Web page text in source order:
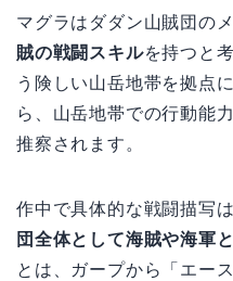
マグラはダダン山賊団の
賊の戦闘スキルを持つと
う険しい山岳地帯を拠点
ら、山岳地帯での行動能
推察されます。
作中で具体的な戦闘描写
団全体として海賊や海軍
とは、ガープから「エー